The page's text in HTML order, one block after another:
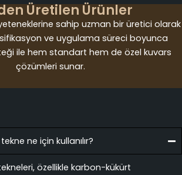
Üretilen Ürünler
sahip uzman bir üretici olarak
ve uygulama süreci boyunca
ile hem standart hem de özel kuvars
çözümleri sunar.
ne için kullanılır?
özellikle karbon-kükürt